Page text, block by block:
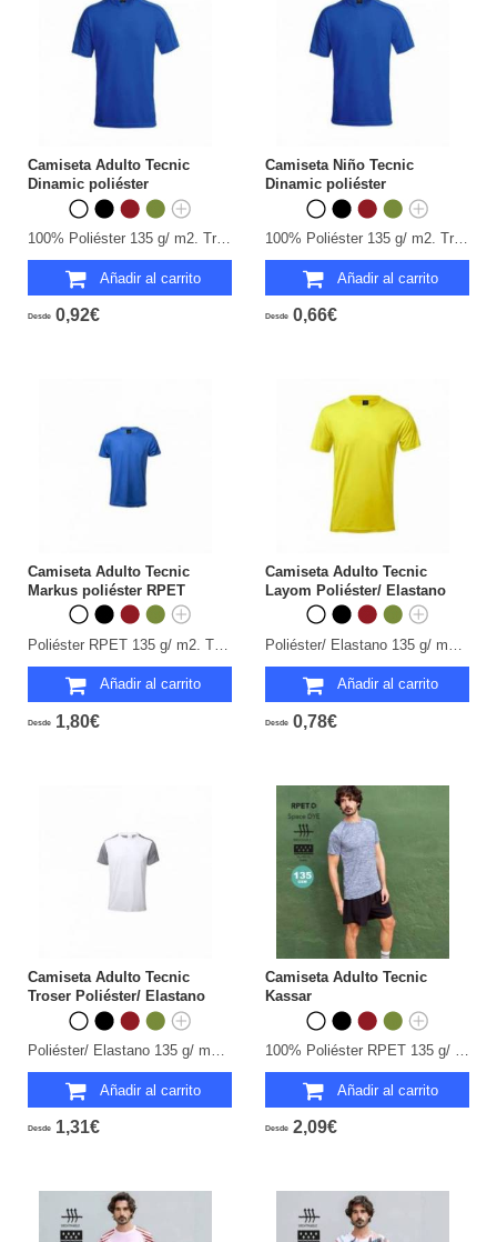
Camiseta Adulto Tecnic
Dinamic poliéster
100% Poliéster 135 g/ m2. Transpirable. Tallas: S, M, L, XL, XXL.
Añadir al carrito
Desde 0,92€
Camiseta Niño Tecnic
Dinamic poliéster
100% Poliéster 135 g/ m2. Transpirable. Tallas: 4-5, 6-8, 10-12.
Añadir al carrito
Desde 0,66€
Camiseta Adulto Tecnic
Markus poliéster RPET
Añadir al carrito
Desde 1,80€
Camiseta Adulto Tecnic
Layom Poliéster/ Elastano
Añadir al carrito
Desde 0,78€
Camiseta Adulto Tecnic
Troser Poliéster/ Elastano
Poliéster/ Elastano 135 g/ m2. Transpirable. Tallas: S, M, L, XL, XXL.
Añadir al carrito
Desde 1,31€
Camiseta Adulto Tecnic
Kassar
100% Poliéster RPET 135 g/ m2. Transpirable.
Añadir al carrito
Desde 2,09€